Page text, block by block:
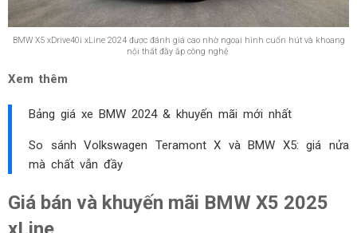
BMW X5 xDrive40i xLine 2024 được đánh giá cao nhờ ngoại hình cuốn hút và khoang
nội thất đầy ắp công nghệ
Xem thêm
Bảng giá xe BMW 2024 & khuyến mãi mới nhất
So sánh Volkswagen Teramont X và BMW X5: giá nửa
mà chất vẫn đầy
Giá bán và khuyến mãi BMW X5 2025